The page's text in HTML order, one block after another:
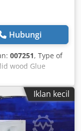
Hubungi
007251, Type of
wood Glue
Multi-function unit:
Tj Af Uerf
units: 8 units
Iklan kecil